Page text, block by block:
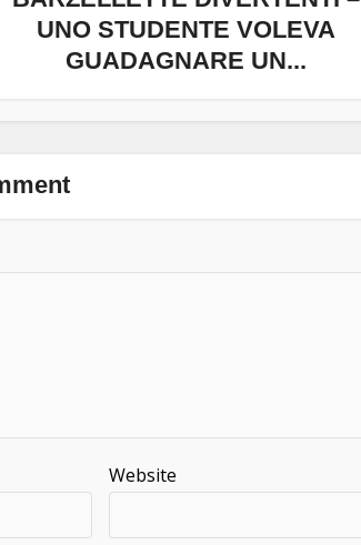
UNO STUDENTE VOLEVA
GUADAGNARE UN...
Website